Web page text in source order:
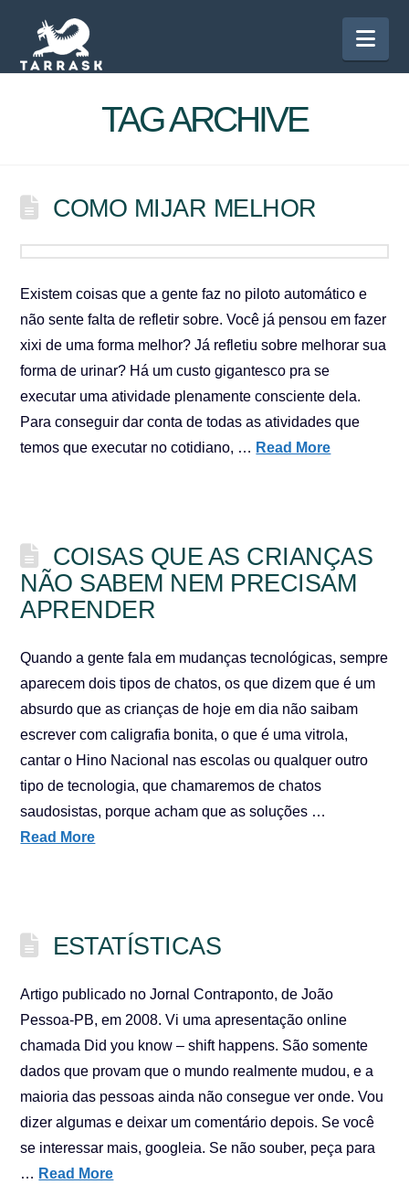
TAG ARCHIVE
COMO MIJAR MELHOR
Existem coisas que a gente faz no piloto automático e
não sente falta de refletir sobre. Você já pensou em fazer
xixi de uma forma melhor? Já refletiu sobre melhorar sua
forma de urinar? Há um custo gigantesco pra se
executar uma atividade plenamente consciente dela.
Para conseguir dar conta de todas as atividades que
temos que executar no cotidiano, … Read More
COISAS QUE AS CRIANÇAS
NÃO SABEM NEM PRECISAM
APRENDER
Quando a gente fala em mudanças tecnológicas, sempre
aparecem dois tipos de chatos, os que dizem que é um
absurdo que as crianças de hoje em dia não saibam
escrever com caligrafia bonita, o que é uma vitrola,
cantar o Hino Nacional nas escolas ou qualquer outro
tipo de tecnologia, que chamaremos de chatos
saudosistas, porque acham que as soluções …
Read More
ESTATÍSTICAS
Artigo publicado no Jornal Contraponto, de João
Pessoa-PB, em 2008. Vi uma apresentação online
chamada Did you know – shift happens. São somente
dados que provam que o mundo realmente mudou, e a
maioria das pessoas ainda não consegue ver onde. Vou
dizer algumas e deixar um comentário depois. Se você
se interessar mais, googleia. Se não souber, peça para
… Read More